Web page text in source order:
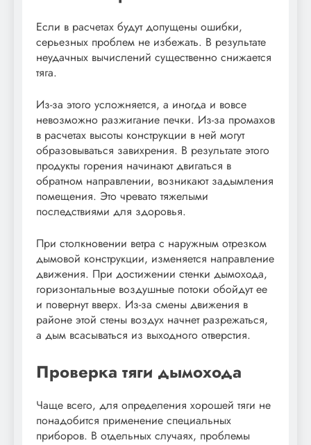
Если в расчетах будут допущены ошибки,
серьезных проблем не избежать. В результате
неудачных вычислений существенно снижается
тяга.
Из-за этого усложняется, а иногда и вовсе
невозможно разжигание печки. Из-за промахов
в расчетах высоты конструкции в ней могут
образовываться завихрения. В результате этого
продукты горения начинают двигаться в
обратном направлении, возникают задымления
помещения. Это чревато тяжелыми
последствиями для здоровья.
При столкновении ветра с наружным отрезком
дымовой конструкции, изменяется направление
движения. При достижении стенки дымохода,
горизонтальные воздушные потоки обойдут ее
и повернут вверх. Из-за смены движения в
районе этой стены воздух начнет разрежаться,
а дым всасываться из выходного отверстия.
Проверка тяги дымохода
Чаще всего, для определения хорошей тяги не
понадобится применение специальных
приборов. В отдельных случаях, проблемы